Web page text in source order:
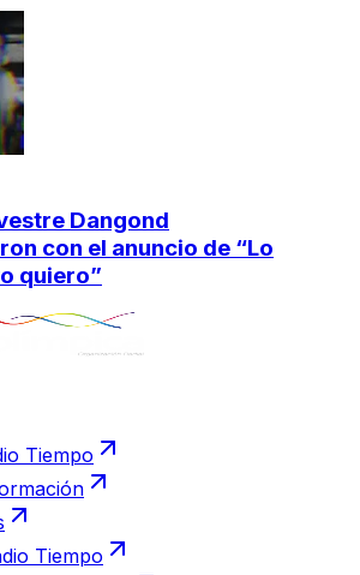
Dangond
con el anuncio de “Lo
quiero”
Tiempo
Tiempo